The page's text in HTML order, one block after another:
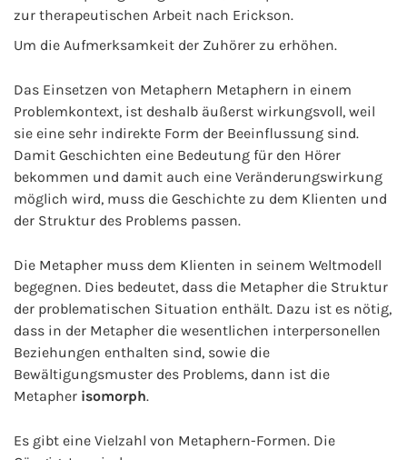
zur therapeutischen Arbeit nach Erickson.
Um die Aufmerksamkeit der Zuhörer zu erhöhen.
Das Einsetzen von Metaphern Metaphern in einem
Problemkontext, ist deshalb äußerst wirkungsvoll, weil
sie eine sehr indirekte Form der Beeinflussung sind.
Damit Geschichten eine Bedeutung für den Hörer
bekommen und damit auch eine Veränderungswirkung
möglich wird, muss die Geschichte zu dem Klienten und
der Struktur des Problems passen.
Die Metapher muss dem Klienten in seinem Weltmodell
begegnen. Dies bedeutet, dass die Metapher die Struktur
der problematischen Situation enthält. Dazu ist es nötig,
dass in der Metapher die wesentlichen interpersonellen
Beziehungen enthalten sind, sowie die
Bewältigungsmuster des Problems, dann ist die
Metapher isomorph.
Es gibt eine Vielzahl von Metaphern-Formen. Die